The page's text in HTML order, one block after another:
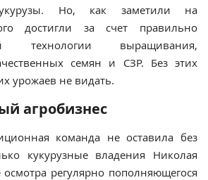
Но, как заметили на
достигли за счет правильно
технологии выращивания,
семян и СЗР. Без этих
урожаев не видать.
агробизнес
команда не оставила без
кукурузные владения Николая
осмотра регулярно пополняющегося